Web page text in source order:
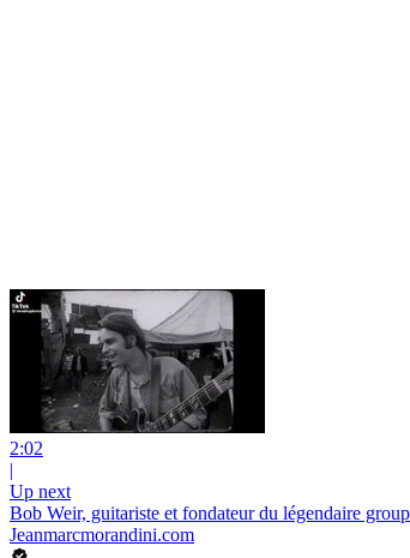
2:02
|
Up next
Bob Weir, guitariste et fondateur du légendaire
Jeanmarcmorandini.com